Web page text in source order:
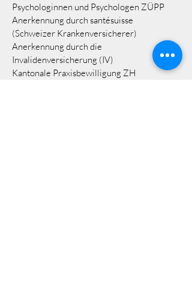
Psychologinnen und Psychologen ZÜPP
Anerkennung durch santésuisse
(Schweizer Krankenversicherer)
Anerkennung durch die
Invalidenversicherung (IV)
Kantonale Praxisbewilligung ZH